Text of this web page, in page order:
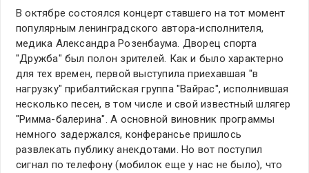
В октябре состоялся концерт ставшего на тот момент
популярным ленинградского автора-исполнителя,
медика Александра Розенбаума. Дворец спорта
"Дружба" был полон зрителей. Как и было характерно
для тех времен, первой выступила приехавшая "в
нагрузку" прибалтийская группа "Вайрас", исполнившая
несколько песен, в том числе и свой известный шлягер
"Римма-балерина". А основной виновник программы
немного задержался, конферансье пришлось
развлекать публику анекдотами. Но вот поступил
сигнал по телефону (мобилок еще у нас не было), что